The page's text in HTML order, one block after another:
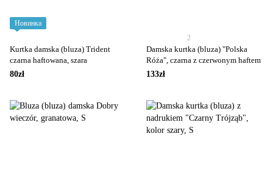
Новинка
Kurtka damska (bluza) Trident
czarna haftowana, szara
80zł
2
Damska kurtka (bluza) "Polska
Róża", czarna z czerwonym haftem
133zł